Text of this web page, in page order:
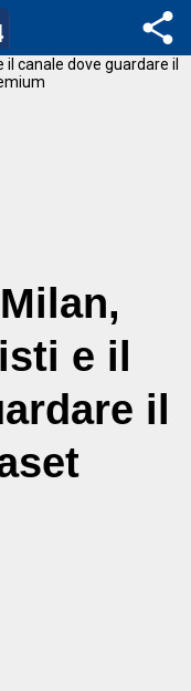
e il
il